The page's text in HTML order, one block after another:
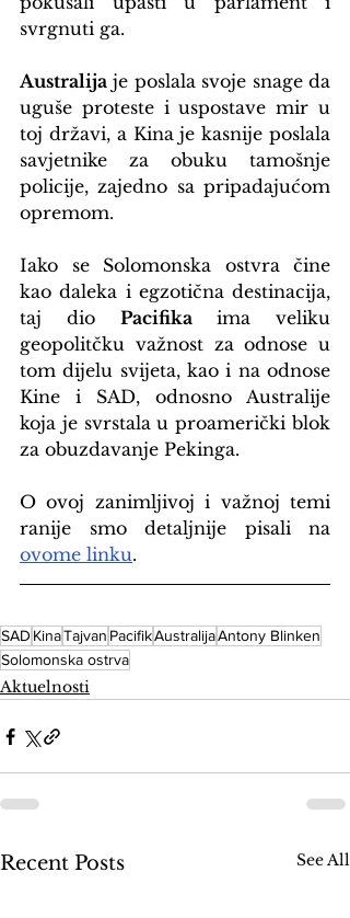
svrgnuti ga.
Australija je poslala svoje snage da
uguše proteste i uspostave mir u
toj državi, a Kina je kasnije poslala
savjetnike za obuku tamošnje
policije, zajedno sa pripadajućom
opremom.
Iako se Solomonska ostvra čine
kao daleka i egzotična destinacija,
taj dio Pacifika ima veliku
geopolitčku važnost za odnose u
tom dijelu svijeta, kao i na odnose
Kine i SAD, odnosno Australije
koja je svrstala u proamerički blok
za obuzdavanje Pekinga.
O ovoj zanimljivoj i važnoj temi
ovome linku.
SAD KinaTajvan PacifikAustralijaAntony Blinken
Solomonska ostrva
Aktuelnosti
Recent Posts See All